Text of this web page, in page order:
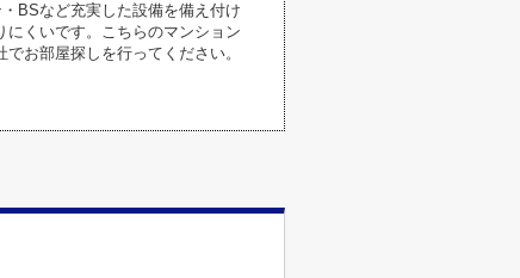
BSなど充実した設備を備え付け
くいです。こちらのマンション
お部屋探しを行ってください。